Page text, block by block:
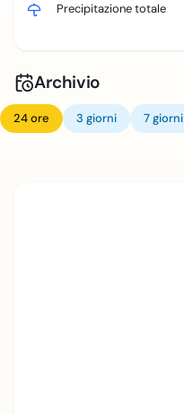
Precipitazione totale
Archivio
24 ore 3 giorni 7 giorni